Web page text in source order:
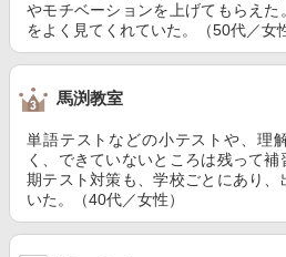
やモチベーションを上げてもらえた
をよく見てくれていた。（50代／女
馬渕教室
単語テストなどの小テストや、理
く、できていないところは残って
期テスト対策も、学校ごとにあり
いた。（40代／女性）